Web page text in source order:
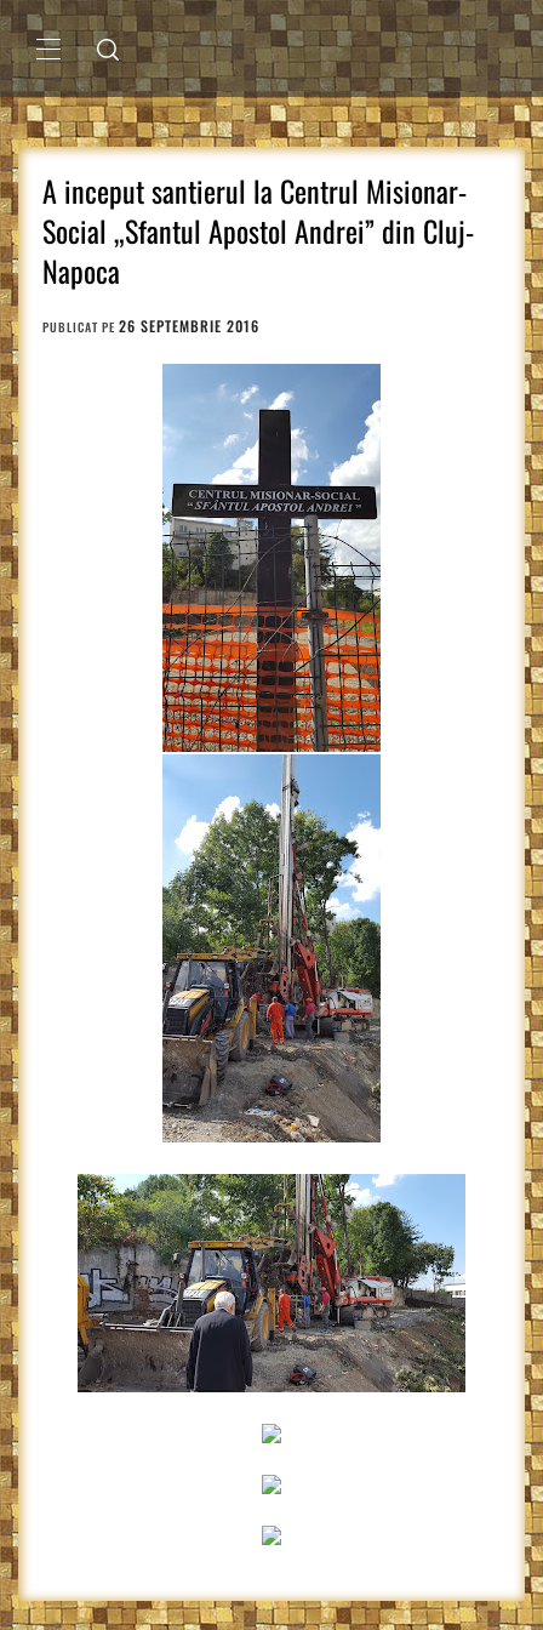
Sari
la
conținutMENIU
PRINCIPAL
A inceput santierul la Centrul Misionar-
Social „Sfantul Apostol Andrei” din Cluj-
Napoca
PUBLICAT PE 26 SEPTEMBRIE 2016